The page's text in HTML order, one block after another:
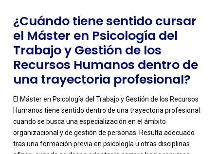
¿Cuándo tiene sentido cursar
el Máster en Psicología del
Trabajo y Gestión de los
Recursos Humanos dentro de
una trayectoria profesional?
El Máster en Psicología del Trabajo y Gestión de los Recursos
Humanos tiene sentido dentro de una trayectoria profesional
cuando se busca una especialización en el ámbito
organizacional y de gestión de personas. Resulta adecuado
tras una formación previa en psicología u otras disciplinas